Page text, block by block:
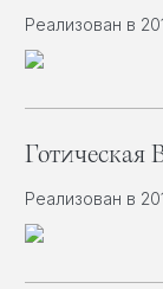
Реализован в
Готическая
Реализован в